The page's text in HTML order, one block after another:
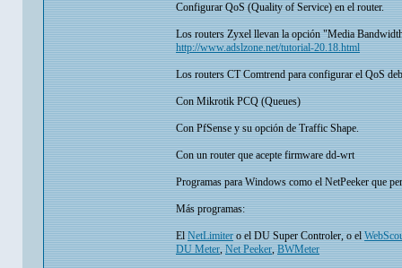
Configurar QoS (Quality of Service) en el router.
Los routers Zyxel llevan la opción "Media
http://www.adslzone.net/tutorial-20.18.html
Los routers CT Comtrend para configurar el QoS
Con Mikrotik PCQ (Queues)
Con PfSense y su opción de Traffic Shape.
Con un router que acepte firmware dd-wrt
Programas para Windows como el NetPeeker que
Más programas:
ElNetLimitero el DU Super Controler, o el
DU Meter,Net Peeker,BWMeter